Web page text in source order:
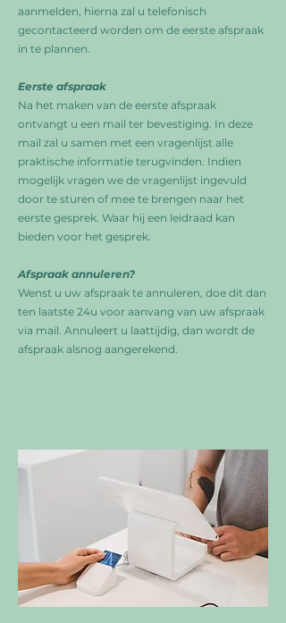
aanmelden, hierna zal u telefonisch
gecontacteerd worden om de eerste afspraak
in te plannen.
Eerste afspraak
Na het maken van de eerste afspraak
ontvangt u een mail ter bevestiging. In deze
mail zal u samen met een vragenlijst alle
praktische informatie terugvinden. Indien
mogelijk vragen we de vragenlijst ingevuld
door te sturen of mee te brengen naar het
eerste gesprek. Waar hij een leidraad kan
bieden voor het gesprek.
Afspraak annuleren?
Wenst u uw afspraak te annuleren, doe dit dan
ten laatste 24u voor aanvang van uw afspraak
via mail. Annuleert u laattijdig, dan wordt de
afspraak alsnog aangerekend.